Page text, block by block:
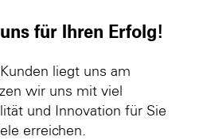
für Ihren Erfolg!
liegt uns am
wir uns mit viel
und Innovation für Sie
erreichen.